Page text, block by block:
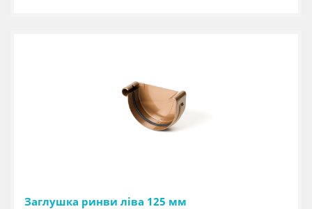
Заглушка ринви ліва 125 мм